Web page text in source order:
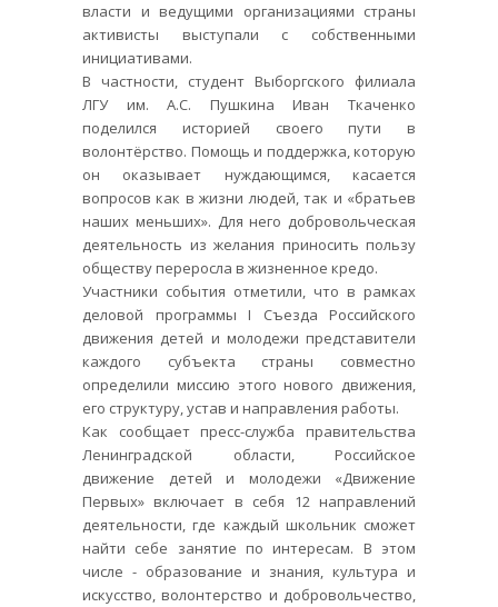
власти и ведущими организациями страны
активисты выступали с собственными
инициативами.
В частности, студент Выборгского филиала
ЛГУ им. А.С. Пушкина Иван Ткаченко
поделился историей своего пути в
волонтёрство. Помощь и поддержка, которую
он оказывает нуждающимся, касается
вопросов как в жизни людей, так и «братьев
наших меньших». Для него добровольческая
деятельность из желания приносить пользу
обществу переросла в жизненное кредо.
Участники события отметили, что в рамках
деловой программы I Съезда Российского
движения детей и молодежи представители
каждого субъекта страны совместно
определили миссию этого нового движения,
его структуру, устав и направления работы.
Как сообщает пресс-служба правительства
Ленинградской области, Российское
движение детей и молодежи «Движение
Первых» включает в себя 12 направлений
деятельности, где каждый школьник сможет
найти себе занятие по интересам. В этом
числе - образование и знания, культура и
искусство, волонтерство и добровольчество,